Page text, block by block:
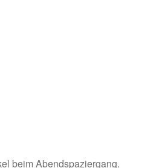
beim Abendspaziergang.